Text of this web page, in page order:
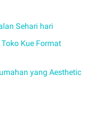
Sehari hari
Kue Format
yang Aesthetic